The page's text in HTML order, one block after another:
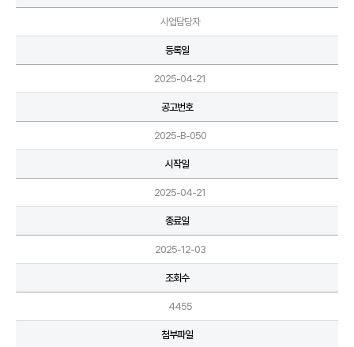
사업담당자
등록일
2025-04-21
공고번호
2025-B-050
시작일
2025-04-21
종료일
2025-12-03
조회수
4455
첨부파일